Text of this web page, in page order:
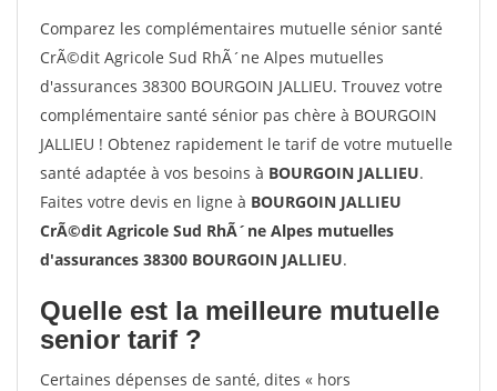
Comparez les complémentaires mutuelle sénior santé
CrÃ©dit Agricole Sud RhÃ´ne Alpes mutuelles
d'assurances 38300 BOURGOIN JALLIEU. Trouvez votre
complémentaire santé sénior pas chère à BOURGOIN
JALLIEU ! Obtenez rapidement le tarif de votre mutuelle
santé adaptée à vos besoins à BOURGOIN JALLIEU.
Faites votre devis en ligne à BOURGOIN JALLIEU
CrÃ©dit Agricole Sud RhÃ´ne Alpes mutuelles
d'assurances 38300 BOURGOIN JALLIEU.
Quelle est la meilleure mutuelle
senior tarif ?
Certaines dépenses de santé, dites « hors